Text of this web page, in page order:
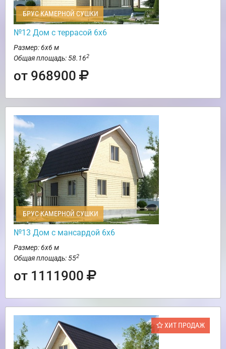
БРУС КАМЕРНОЙ СУШКИ
№12 Дом с террасой 6х6
Размер: 6х6 м
Общая площадь: 58.162
от 968900
БРУС КАМЕРНОЙ СУШКИ
№13 Дом с мансардой 6х6
Размер: 6х6 м
Общая площадь: 552
от 1111900
ХИТ ПРОДАЖ